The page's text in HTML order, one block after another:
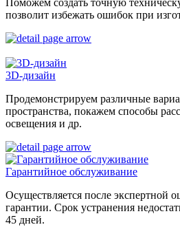
Поможем создать точную
позволит избежать ошибок при
3D-дизайн
Продемонстрируем различные
пространства, покажем способы
освещения и др.
Гарантийное обслуживание
Осуществляется после экспертной
гарантии. Срок устранения
45 дней.